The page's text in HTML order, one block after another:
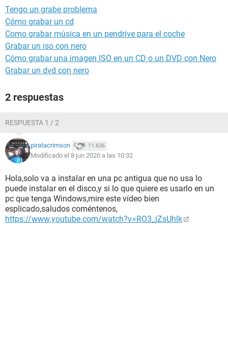
Tengo un grabe problema
Cómo grabar un cd
Como grabar música en un pendrive para el coche
Grabar un iso con nero
Cómo grabar una imagen ISO en un CD o un DVD con Nero
Grabar un dvd con nero
2 respuestas
RESPUESTA 1 / 2
piratacrimson 11.636
Modificado el 8 jun 2020 a las 10:32
Hola,solo va a instalar en una pc antigua que no usa lo
puede instalar en el disco,y si lo que quiere es usarlo en un
pc que tenga Windows,mire este vídeo bien
esplicado,saludos coméntenos,
https://www.youtube.com/watch?v=RO3_jZsUhlk